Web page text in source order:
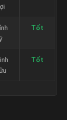
Tốt
Tốt